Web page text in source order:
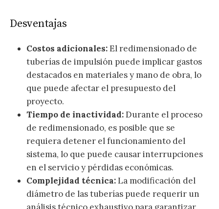
Desventajas
Costos adicionales:El redimensionado de
tuberías de impulsión puede implicar gastos
destacados en materiales y mano de obra, lo
que puede afectar el presupuesto del
proyecto.
Tiempo de inactividad:Durante el proceso
de redimensionado, es posible que se
requiera detener el funcionamiento del
sistema, lo que puede causar interrupciones
en el servicio y pérdidas económicas.
Complejidad técnica:La modificación del
diámetro de las tuberías puede requerir un